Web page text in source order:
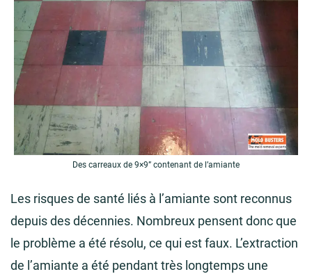
Des carreaux de 9×9” contenant de l’amiante
Les risques de santé liés à l’amiante sont reconnus
depuis des décennies. Nombreux pensent donc que
le problème a été résolu, ce qui est faux. L’extraction
de l’amiante a été pendant très longtemps une